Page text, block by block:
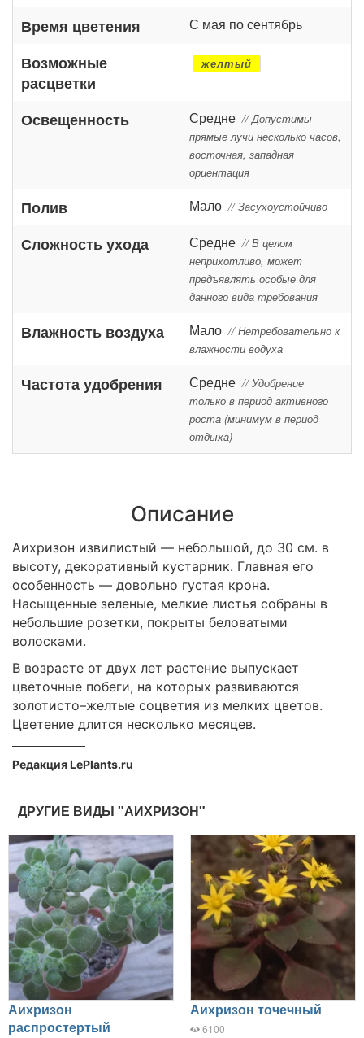
Время цветения С мая по сентябрь
Возможные
расцветки
желтый
Освещенность Средне // Допустимы
прямые лучи несколько часов,
восточная, западная
ориентация
Полив Мало // Засухоустойчиво
Сложность ухода Средне // В целом
неприхотливо, может
предъявлять особые для
данного вида требования
Влажность воздуха Мало // Нетребовательно к
влажности водуха
Частота удобрения Средне // Удобрение
только в период активного
роста (минимум в период
отдыха)
Описание
Аихризон извилистый — небольшой, до 30 см. в
высоту, декоративный кустарник. Главная его
особенность — довольно густая крона.
Насыщенные зеленые, мелкие листья собраны в
небольшие розетки, покрыты беловатыми
волосками.
В возрасте от двух лет растение выпускает
цветочные побеги, на которых развиваются
золотисто–желтые соцветия из мелких цветов.
Цветение длится несколько месяцев.
Редакция LePlants.ru
ДРУГИЕ ВИДЫ "АИХРИЗОН"
Аихризон
распростертый
Аихризон точечный
6100